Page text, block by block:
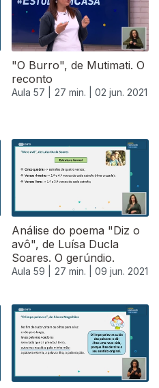
"O Burro", de Mutimati. O
reconto
Aula 57 | 27 min. | 02 jun. 2021
Análise do poema "Diz o
avô", de Luísa Ducla
Soares. O gerúndio.
Aula 59 | 27 min. | 09 jun. 2021